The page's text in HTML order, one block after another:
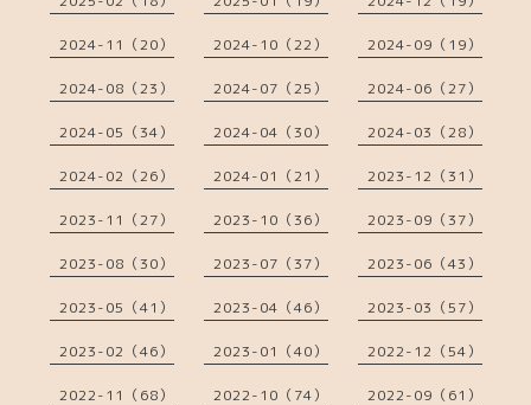
2024-11（20） 2024-10（22） 2024-09（19）
2024-08（23） 2024-07（25） 2024-06（27）
2024-05（34） 2024-04（30） 2024-03（28）
2024-02（26） 2024-01（21） 2023-12（31）
2023-11（27） 2023-10（36） 2023-09（37）
2023-08（30） 2023-07（37） 2023-06（43）
2023-05（41） 2023-04（46） 2023-03（57）
2023-02（46） 2023-01（40） 2022-12（54）
2022-11（68） 2022-10（74） 2022-09（61）